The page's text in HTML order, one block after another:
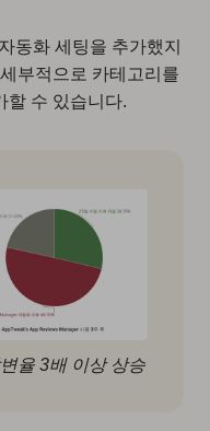
동화 세팅을 추가했지
부적으로 카테고리를
할 수 있습니다.
율 3배 이상 상승